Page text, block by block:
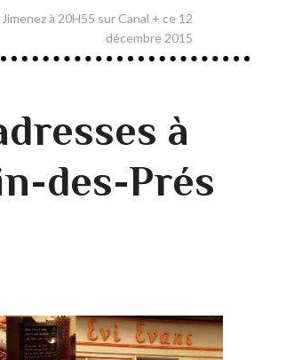
à 20H55 sur Canal + ce 12
décembre 2015
à
des-Prés